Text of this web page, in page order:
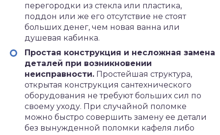
перегородки из стекла или пластика,
поддон или же его отсутствие не стоят
больших денег, чем новая ванна или
душевая кабинка.
Простая конструкция и несложная замена
деталей при возникновении
неисправности. Простейшая структура,
открытая конструкция сантехнического
оборудования не требуют больших сил по
своему уходу. При случайной поломке
можно быстро совершить замену ее детали
без вынужденной поломки кафеля либо